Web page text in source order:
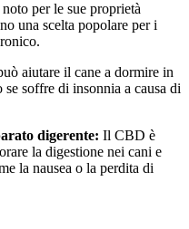
per le sue proprietà
una scelta popolare per i
aiutare il cane a dormire in
soffre di insonnia a causa di
digerente: Il CBD è
la digestione nei cani e
la nausea o la perdita di